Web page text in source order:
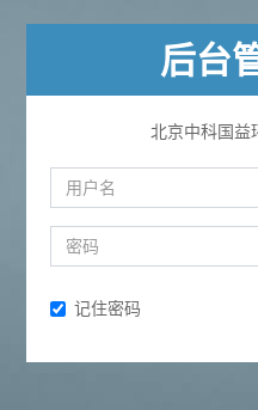
后台
北京中科国益
记住密码